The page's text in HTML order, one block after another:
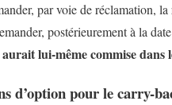
par voie de réclamation,
postérieurement à la
lui-même commise
d’option pour le carry-